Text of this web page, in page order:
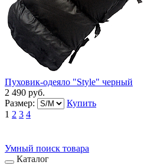
Пуховик-одеяло "Style" черный
2 490 руб.
Размер:
Купить
1 2 3 4
Умный поиск товара
Каталог